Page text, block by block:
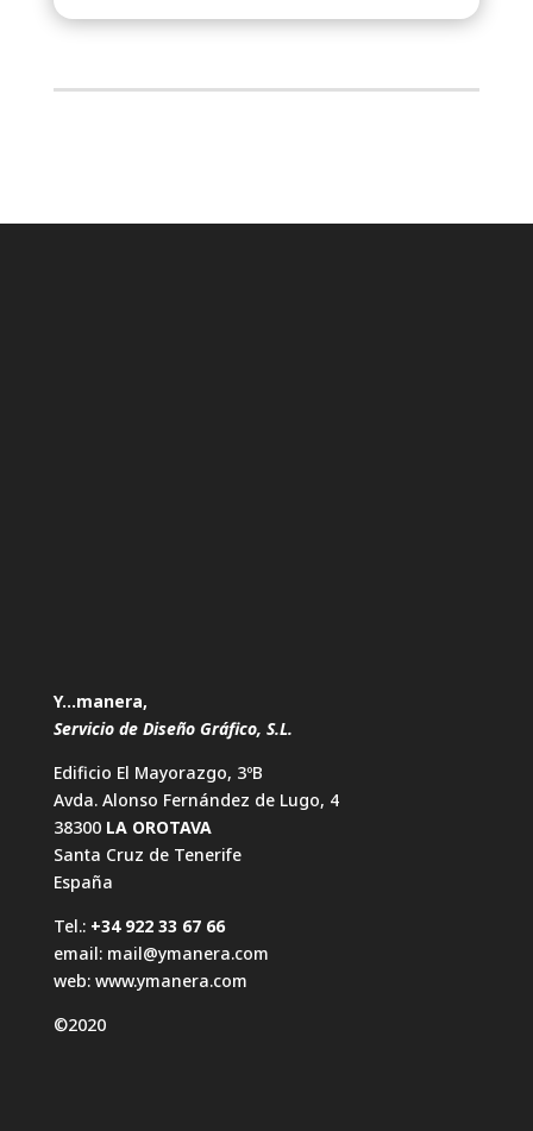
Y…manera,
Servicio de Diseño Gráfico, S.L.
Edificio El Mayorazgo, 3ºB
Avda. Alonso Fernández de Lugo, 4
38300 LA OROTAVA
Santa Cruz de Tenerife
España
Tel.: +34 922 33 67 66
email: mail@ymanera.com
web: www.ymanera.com
©2020